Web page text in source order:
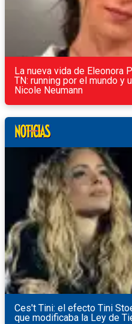
La nueva vida de Eleonora
TN: running por el mundo y
Nicole Neumann
Ces't Tini: el efecto Tini
que modificaba la Ley de